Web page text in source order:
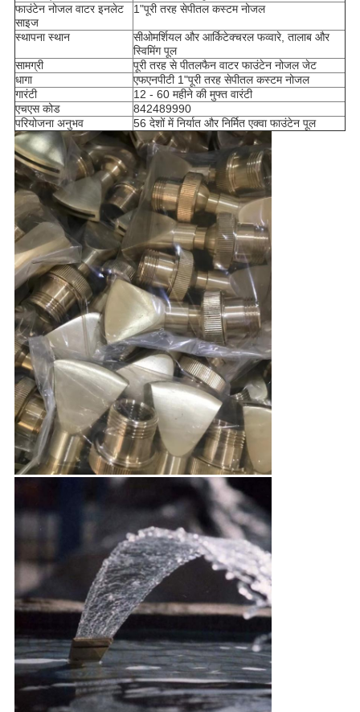
फाउंटेन नोजल वाटर इनलेट
साइज
1"पूरी तरह सेपीतल कस्टम नोजल
स्थापना स्थान सीओमर्शियल और आर्किटेक्चरल फव्वारे, तालाब और
स्विमिंग पूल
सामग्री
पूरी तरह से पीतलफैन वाटर फाउंटेन नोजल जेट
धागा
एफएनपीटी 1"पूरी तरह सेपीतल कस्टम नोजल
गारंटी
12 - 60 महीने की मुफ्त वारंटी
एचएस कोड
842489990
परियोजना अनुभव
56 देशों में निर्यात और निर्मित एक्वा फाउंटेन पूल